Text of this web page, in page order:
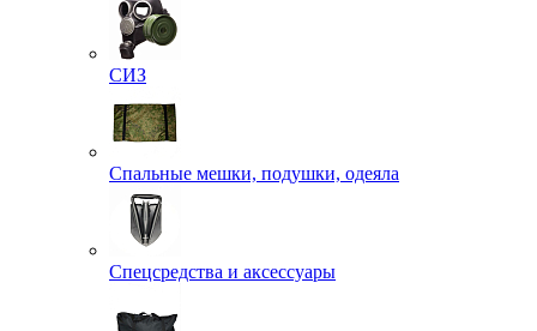
СИЗ
Спальные мешки, подушки, одеяла
Спецсредства и аксессуары